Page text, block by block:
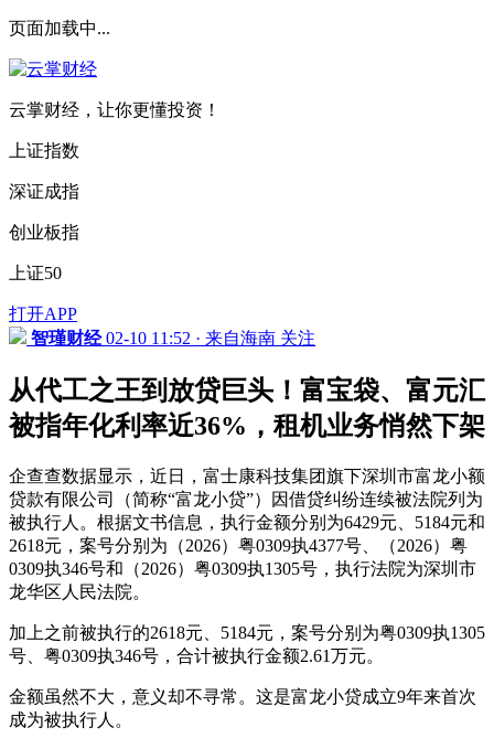
页面加载中...
云掌财经，让你更懂投资！
上证指数
深证成指
创业板指
上证50
打开APP
智瑾财经 02-10 11:52 · 来自海南 关注
从代工之王到放贷巨头！富宝袋、富元汇
被指年化利率近36%，租机业务悄然下架
企查查数据显示，近日，富士康科技集团旗下深圳市富龙小额
贷款有限公司（简称“富龙小贷”）因借贷纠纷连续被法院列为
被执行人。根据文书信息，执行金额分别为6429元、5184元和
2618元，案号分别为（2026）粤0309执4377号、（2026）粤
0309执346号和（2026）粤0309执1305号，执行法院为深圳市
龙华区人民法院。
加上之前被执行的2618元、5184元，案号分别为粤0309执1305
号、粤0309执346号，合计被执行金额2.61万元。
金额虽然不大，意义却不寻常。这是富龙小贷成立9年来首次
成为被执行人。